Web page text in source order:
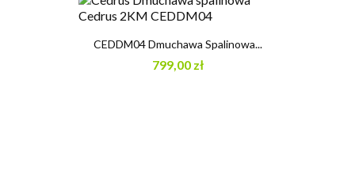
CEDDM04 Dmuchawa Spalinowa...
799,00 zł